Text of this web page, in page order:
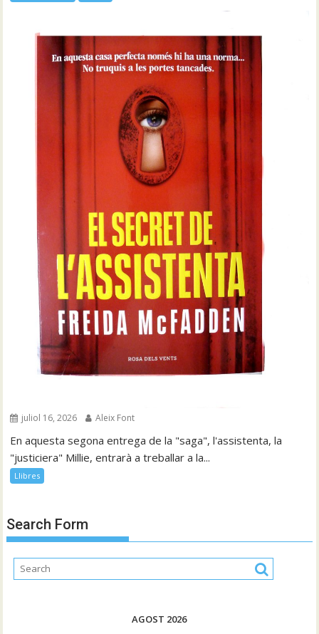
juliol 16, 2026 Aleix Font
En aquesta segona entrega de la "saga", l'assistenta, la
"justiciera" Millie, entrarà a treballar a la...
Llibres
Search Form
AGOST 2026